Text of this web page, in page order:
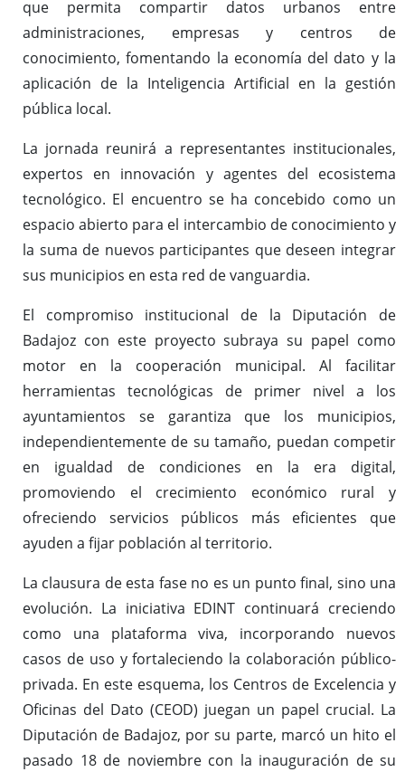
que permita compartir datos urbanos entre
administraciones, empresas y centros de
conocimiento, fomentando la economía del dato y la
aplicación de la Inteligencia Artificial en la gestión
pública local.
La jornada reunirá a representantes institucionales,
expertos en innovación y agentes del ecosistema
tecnológico. El encuentro se ha concebido como un
espacio abierto para el intercambio de conocimiento y
la suma de nuevos participantes que deseen integrar
sus municipios en esta red de vanguardia.
El compromiso institucional de la Diputación de
Badajoz con este proyecto subraya su papel como
motor en la cooperación municipal. Al facilitar
herramientas tecnológicas de primer nivel a los
ayuntamientos se garantiza que los municipios,
independientemente de su tamaño, puedan competir
en igualdad de condiciones en la era digital,
promoviendo el crecimiento económico rural y
ofreciendo servicios públicos más eficientes que
ayuden a fijar población al territorio.
La clausura de esta fase no es un punto final, sino una
evolución. La iniciativa EDINT continuará creciendo
como una plataforma viva, incorporando nuevos
casos de uso y fortaleciendo la colaboración público-
privada. En este esquema, los Centros de Excelencia y
Oficinas del Dato (CEOD) juegan un papel crucial. La
Diputación de Badajoz, por su parte, marcó un hito el
pasado 18 de noviembre con la inauguración de su